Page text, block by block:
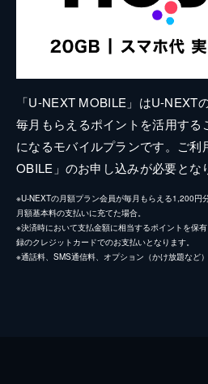
「U-NEXT MOBILE」はU-NEXT
毎月もらえるポイントを活用する
になるモバイルプランです。ご
OBILE」のお申し込みが必要とな
※U-NEXTの月額プラン会員が毎月もらえる1,200円
月額基本料の支払いに充てた場合。
※決済時において支払金額に相当するポイントを保
録のクレジットカードでのお支払いとなります。
※通話料、SMS通信料、オプション（かけ放題など